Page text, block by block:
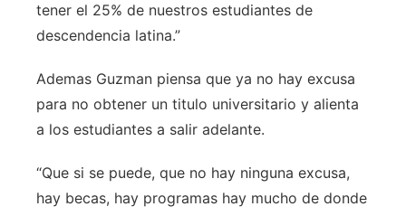
tener el 25% de nuestros estudiantes de
descendencia latina.”
Ademas Guzman piensa que ya no hay excusa
para no obtener un titulo universitario y alienta
a los estudiantes a salir adelante.
“Que si se puede, que no hay ninguna excusa,
hay becas, hay programas hay mucho de donde